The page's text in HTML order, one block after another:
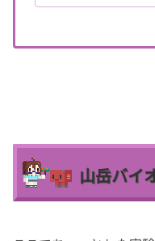
山岳バイ